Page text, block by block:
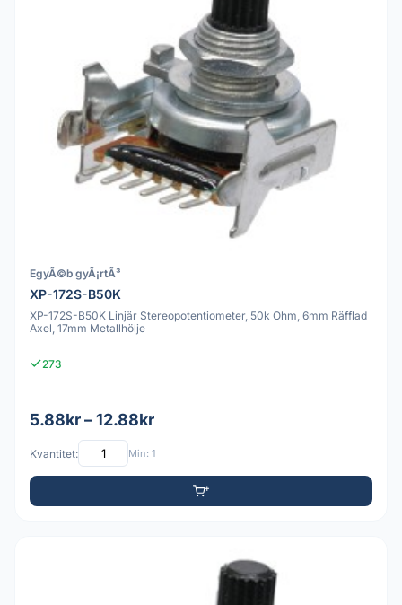
EgyÃ©b gyÃ¡rtÃ³
XP-172S-B50K
XP-172S-B50K Linjär Stereopotentiometer, 50k Ohm, 6mm Räfflad
Axel, 17mm Metallhölje
273
5.88kr – 12.88kr
Kvantitet: Min: 1